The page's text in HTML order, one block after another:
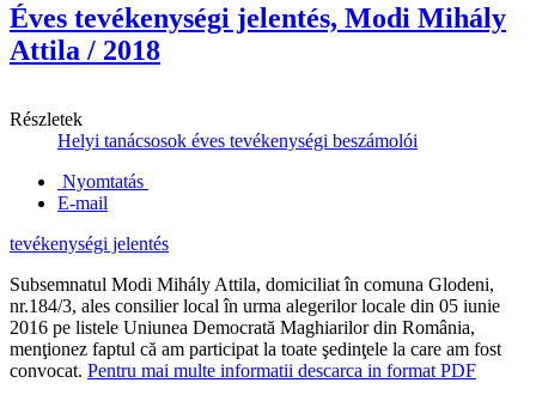
Éves tevékenységi jelentés, Modi Mihály
Attila / 2018
Részletek
Helyi tanácsosok éves tevékenységi beszámolói
Nyomtatás
E-mail
tevékenységi jelentés
Subsemnatul Modi Mihály Attila, domiciliat în comuna Glodeni,
nr.184/3, ales consilier local în urma alegerilor locale din 05 iunie
2016 pe listele Uniunea Democrată Maghiarilor din România,
menţionez faptul că am participat la toate şedinţele la care am fost
convocat. Pentru mai multe informatii descarca in format PDF